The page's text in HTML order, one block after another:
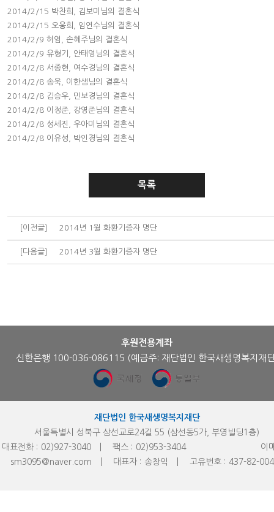
2014/2/15 박찬희, 김보미님의 결혼식
2014/2/15 오웅희, 임연수님의 결혼식
2014/2/9 허염, 손혜주님의 결혼식
2014/2/9 유형기, 안태영님의 결혼식
2014/2/8 서종현, 여수경님의 결혼식
2014/2/8 송욱, 이한샘님의 결혼식
2014/2/8 김승우, 민보경님의 결혼식
2014/2/8 이정준, 강영준님의 결혼식
2014/2/8 성세진, 우아미님의 결혼식
2014/2/8 이유성, 박인경님의 결혼식
목록
[이전글] 2014년 1월 화환기증자 명단
[다음글] 2014년 3월 화환기증자 명단
후원전용계좌
신한은행 100-036-086115 (예금주: 재단법인 한국새생명복지재
재단법인 한국새생명복지재단
서울특별시 성북구 삼선교로24길 55 (삼선동5가, 부영빌딩1층)
대표전화 : 02)927-3040 팩스 : 02)953-3404
이
sm3095@naver.com
대표자 : 송창익 고유번호 : 437-82-